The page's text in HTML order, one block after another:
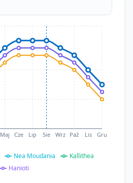
Maj Cze Lip Sie Wrz Paź Lis Gru
Nea Moudania
Kallithea
Hanioti